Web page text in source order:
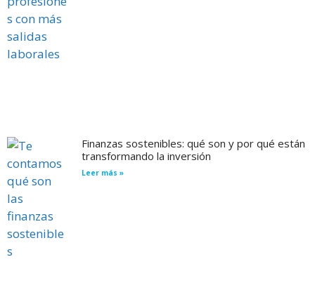
Finanzas sostenibles: qué son y por qué están
transformando la inversión
Leer más »